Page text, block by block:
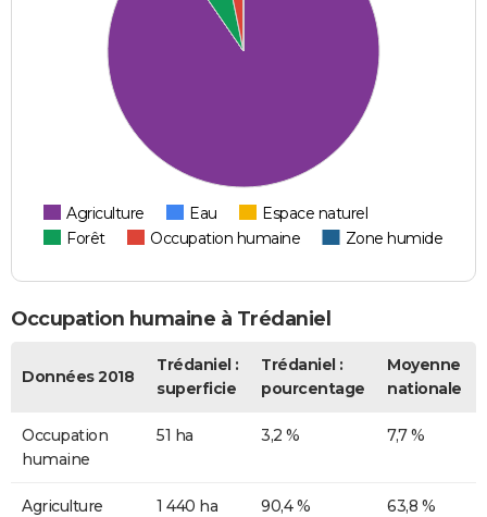
Agriculture Eau
Espace naturel
Forêt
Occupation humaine Zone humide
Occupation humaine à Trédaniel
Données 2018
Trédaniel :
superficie
Trédaniel :
pourcentage
Moyenne
nationale
Occupation
humaine
51 ha 3,2 % 7,7 %
Agriculture 1 440 ha 90,4 % 63,8 %